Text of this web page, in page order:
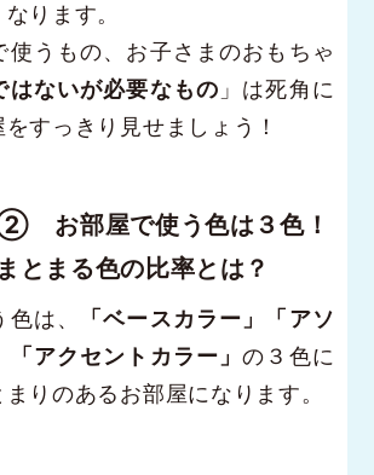
ります。
使うもの、お子さまのおもちゃ
はないが必要なもの 」は死角に
すっきり見せましょう！
お部屋で使う色は３色！
とまる色の比率とは？
は、
「ベースカラー」「アソ
「アクセントカラー」の３色に
りのあるお部屋になります。